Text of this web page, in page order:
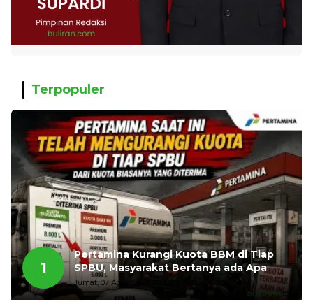
Terpopuler
1
Pertamina Kurangi Kuota BBM di Tiap
SPBU, Masyarakat Bertanya ada Apa
Jumat, 07 Agustus 2026, 11:03 WIB